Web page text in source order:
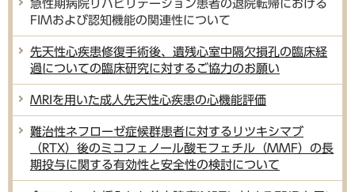
急性期病院リハビリテーション患者の退院転帰における
FIMおよび認知機能の関連性について
先天性心疾患修復手術後、遺残心室中隔欠損孔の臨床経
過についての臨床研究に対するご協力のお願い
MRIを用いた成人先天性心疾患の心機能評価
難治性ネフローゼ症候群患者に対するリツキシマブ
（RTX）後のミコフェノール酸モフェチル（MMF）の長
期投与に関する有効性と安全性の検討について